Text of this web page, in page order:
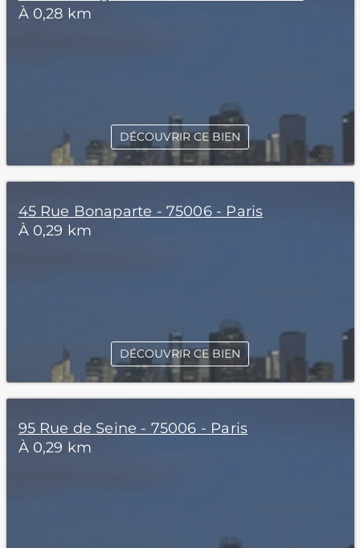
À 0,28 km
DÉCOUVRIR CE BIEN
45 Rue Bonaparte - 75006 - Paris
À 0,29 km
DÉCOUVRIR CE BIEN
95 Rue de Seine - 75006 - Paris
À 0,29 km